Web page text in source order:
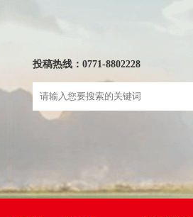
投稿热线：0771-8802228